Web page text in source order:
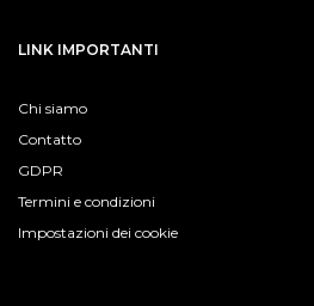
LINK IMPORTANTI
Chi siamo
Contatto
GDPR
Termini e condizioni
Impostazioni dei cookie